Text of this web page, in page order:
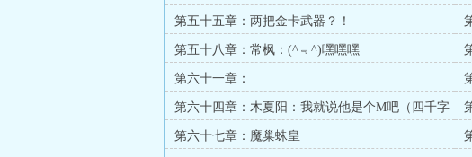
第五十五章：两把金卡武器？！
第五十八章：常枫：(^﹃^)嘿嘿嘿
第六十一章：
第六十四章：木夏阳：我就说他是个M吧（四千字
大章）
第六十七章：魔巢蛛皇